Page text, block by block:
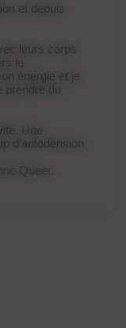
et depuis
leurs corps
le
énergie et je
prendre du
Une
d’autodérision
Queer.